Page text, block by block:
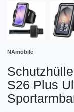
NAmobile
S26 Plus